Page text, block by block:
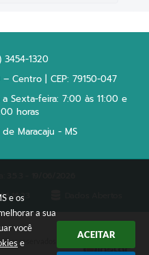
e os
a sua
você
e
ACEITAR
3454-1320
Centro | CEP: 79150-047
Sexta-feira: 7:00 às 11:00 e
horas
Maracaju - MS
16:23
reservados -